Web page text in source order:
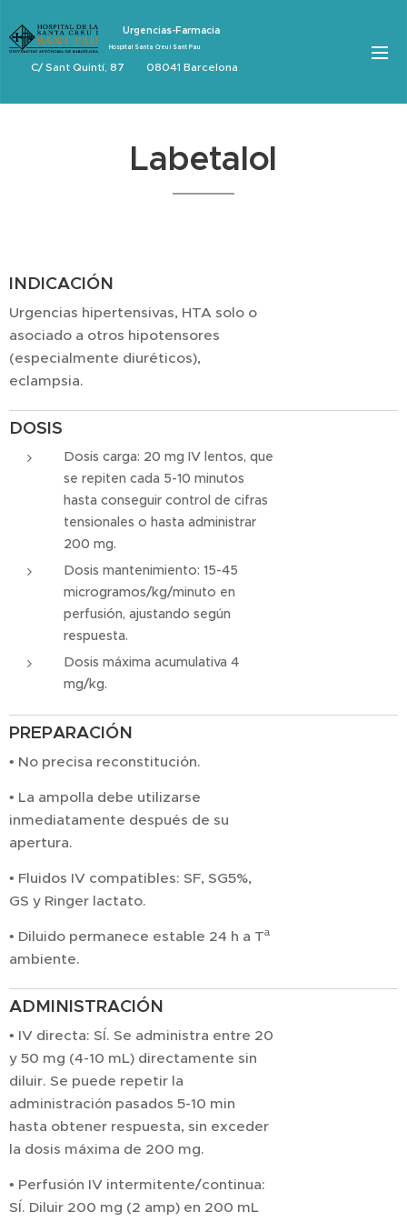
Urgencias-Farmacia
Hospital Santa Creu i Sant Pau
C/ Sant Quintí, 87 08041 Barcelona
Labetalol
INDICACIÓN
Urgencias hipertensivas, HTA solo o
asociado a otros hipotensores
(especialmente diuréticos),
eclampsia.
DOSIS
Dosis carga: 20 mg IV lentos, que
se repiten cada 5-10 minutos
hasta conseguir control de cifras
tensionales o hasta administrar
200 mg.
Dosis mantenimiento: 15-45
microgramos/kg/minuto en
perfusión, ajustando según
respuesta.
Dosis máxima acumulativa 4
mg/kg.
PREPARACIÓN
• No precisa reconstitución.
• La ampolla debe utilizarse
inmediatamente después de su
apertura.
• Fluidos IV compatibles: SF, SG5%,
GS y Ringer lactato.
• Diluido permanece estable 24 h a Tª
ambiente.
ADMINISTRACIÓN
• IV directa: SÍ. Se administra entre 20
y 50 mg (4-10 mL) directamente sin
diluir. Se puede repetir la
administración pasados 5-10 min
hasta obtener respuesta, sin exceder
la dosis máxima de 200 mg.
• Perfusión IV intermitente/continua:
SÍ. Diluir 200 mg (2 amp) en 200 mL